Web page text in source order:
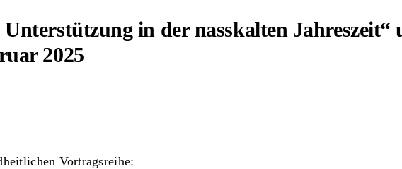
in der nasskalten Jahreszeit“
2025
Vortragsreihe: